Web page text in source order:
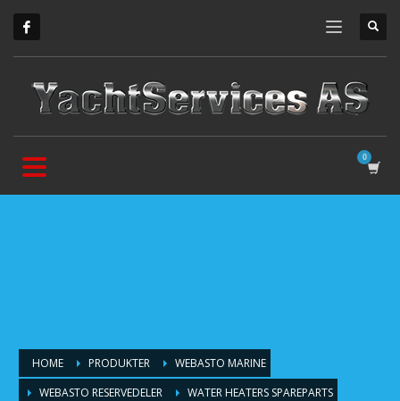
HOME PRODUKTER
WEBASTO MARINE
WEBASTO RESERVEDELER
WATER HEATERS SPAREPARTS